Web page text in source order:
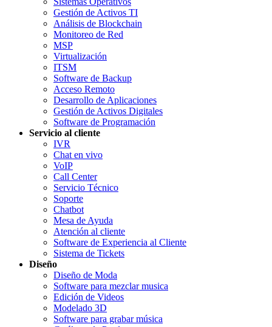
Gestión de Activos TI
Análisis de Blockchain
Monitoreo de Red
MSP
Virtualización
ITSM
Software de Backup
Acceso Remoto
Desarrollo de Aplicaciones
Gestión de Activos Digitales
Software de Programación
Servicio al cliente
IVR
Chat en vivo
VoIP
Call Center
Servicio Técnico
Soporte
Chatbot
Mesa de Ayuda
Atención al cliente
Software de Experiencia al Cliente
Sistema de Tickets
Diseño
Diseño de Moda
Software para mezclar musica
Edición de Videos
Modelado 3D
Software para grabar música